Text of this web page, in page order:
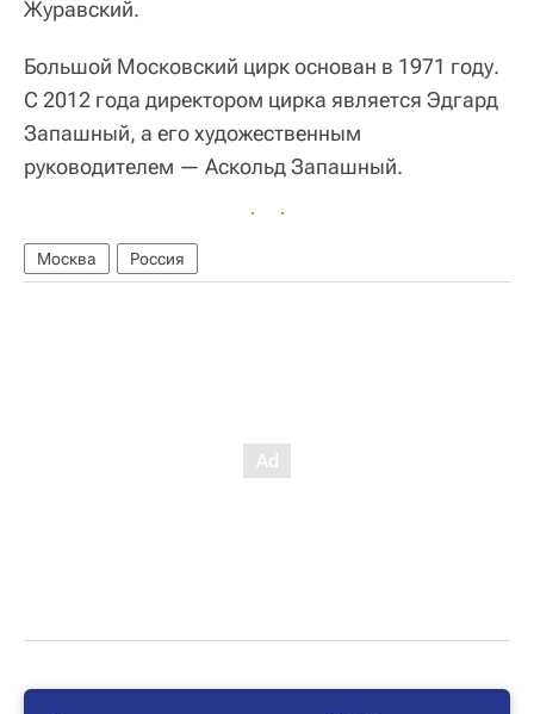
Журавский.
Большой Московский цирк основан в 1971 году.
С 2012 года директором цирка является Эдгард
Запашный, а его художественным
руководителем — Аскольд Запашный.
Москва Россия